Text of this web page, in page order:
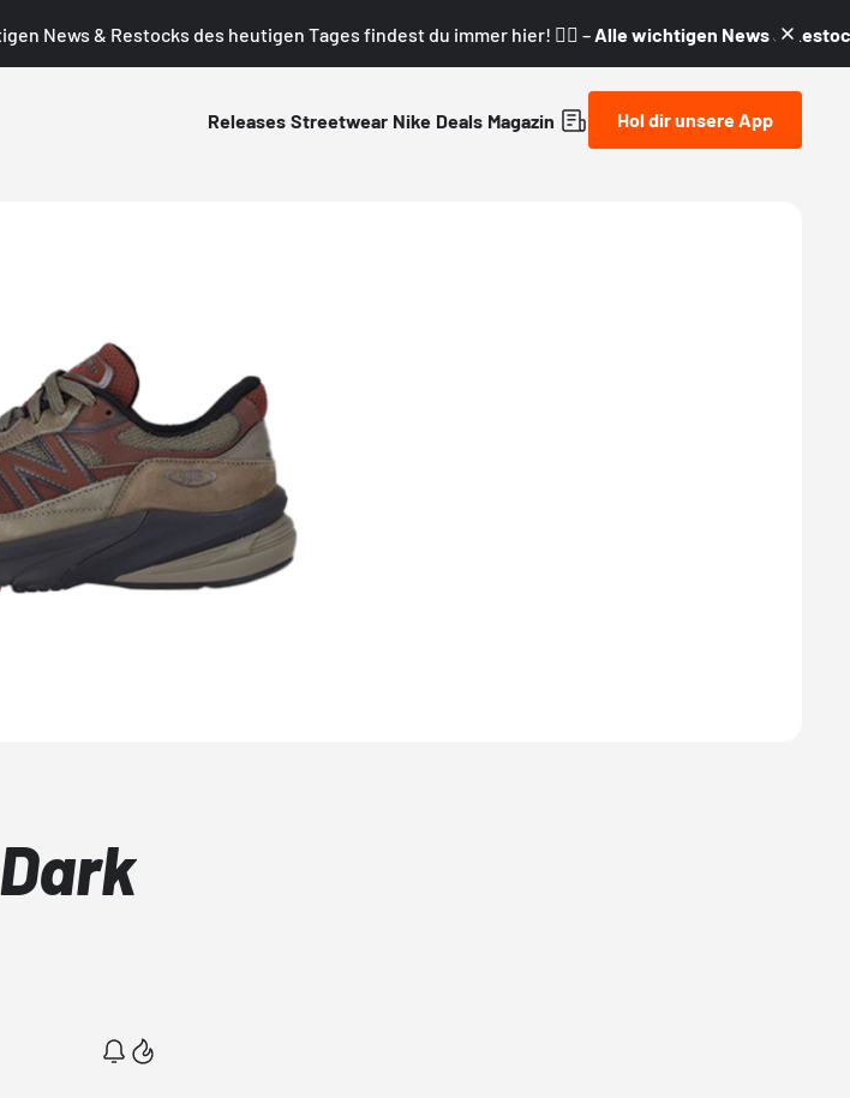
News & Restocks des heutigen Tages findest du immer hier! 👇🏼 – Alle wichtigen News &
Releases Streetwear Nike Deals Magazin Hol dir unsere App